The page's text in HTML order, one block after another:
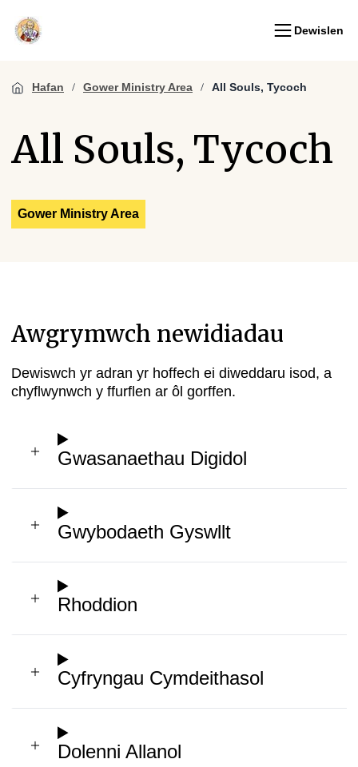
Dewislen
Hafan Gower Ministry Area All Souls, Tycoch
All Souls, Tycoch
Gower Ministry Area
Awgrymwch newidiadau
Dewiswch yr adran yr hoffech ei diweddaru isod, a
chyflwynwch y ffurflen ar ôl gorffen.
Gwasanaethau Digidol
Gwybodaeth Gyswllt
Rhoddion
Cyfryngau Cymdeithasol
Dolenni Allanol